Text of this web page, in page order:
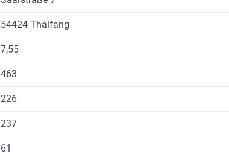
54424 Thalfang
7,55
463
226
237
61